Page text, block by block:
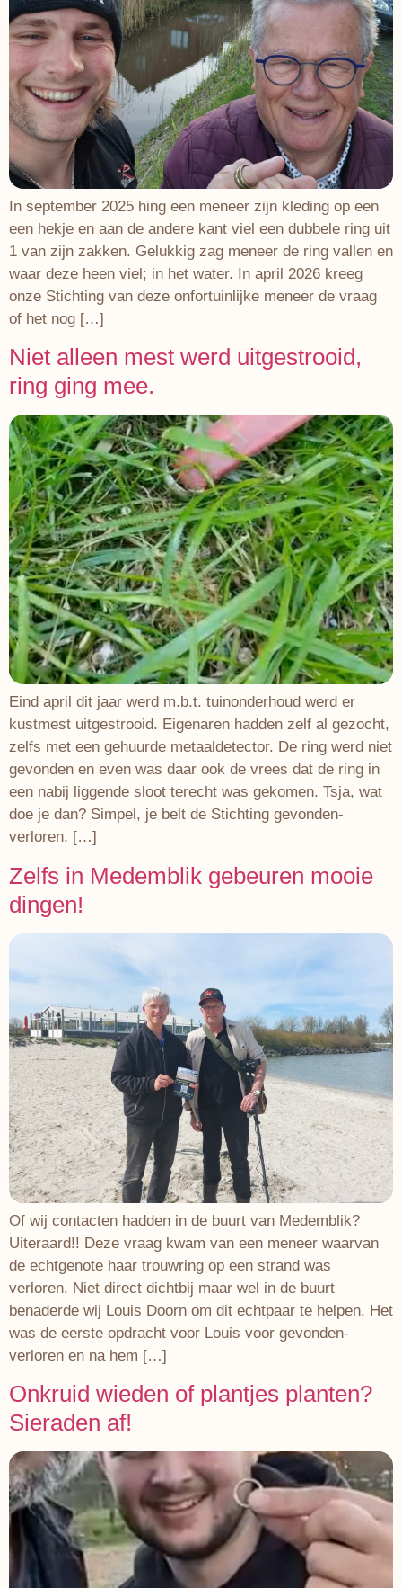
In september 2025 hing een meneer zijn kleding op een
een hekje en aan de andere kant viel een dubbele ring uit
1 van zijn zakken. Gelukkig zag meneer de ring vallen en
waar deze heen viel; in het water. In april 2026 kreeg
onze Stichting van deze onfortuinlijke meneer de vraag
of het nog […]
Niet alleen mest werd uitgestrooid,
ring ging mee.
Eind april dit jaar werd m.b.t. tuinonderhoud werd er
kustmest uitgestrooid. Eigenaren hadden zelf al gezocht,
zelfs met een gehuurde metaaldetector. De ring werd niet
gevonden en even was daar ook de vrees dat de ring in
een nabij liggende sloot terecht was gekomen. Tsja, wat
doe je dan? Simpel, je belt de Stichting gevonden-
verloren, […]
Zelfs in Medemblik gebeuren mooie
dingen!
Of wij contacten hadden in de buurt van Medemblik?
Uiteraard!! Deze vraag kwam van een meneer waarvan
de echtgenote haar trouwring op een strand was
verloren. Niet direct dichtbij maar wel in de buurt
benaderde wij Louis Doorn om dit echtpaar te helpen. Het
was de eerste opdracht voor Louis voor gevonden-
verloren en na hem […]
Onkruid wieden of plantjes planten?
Sieraden af!